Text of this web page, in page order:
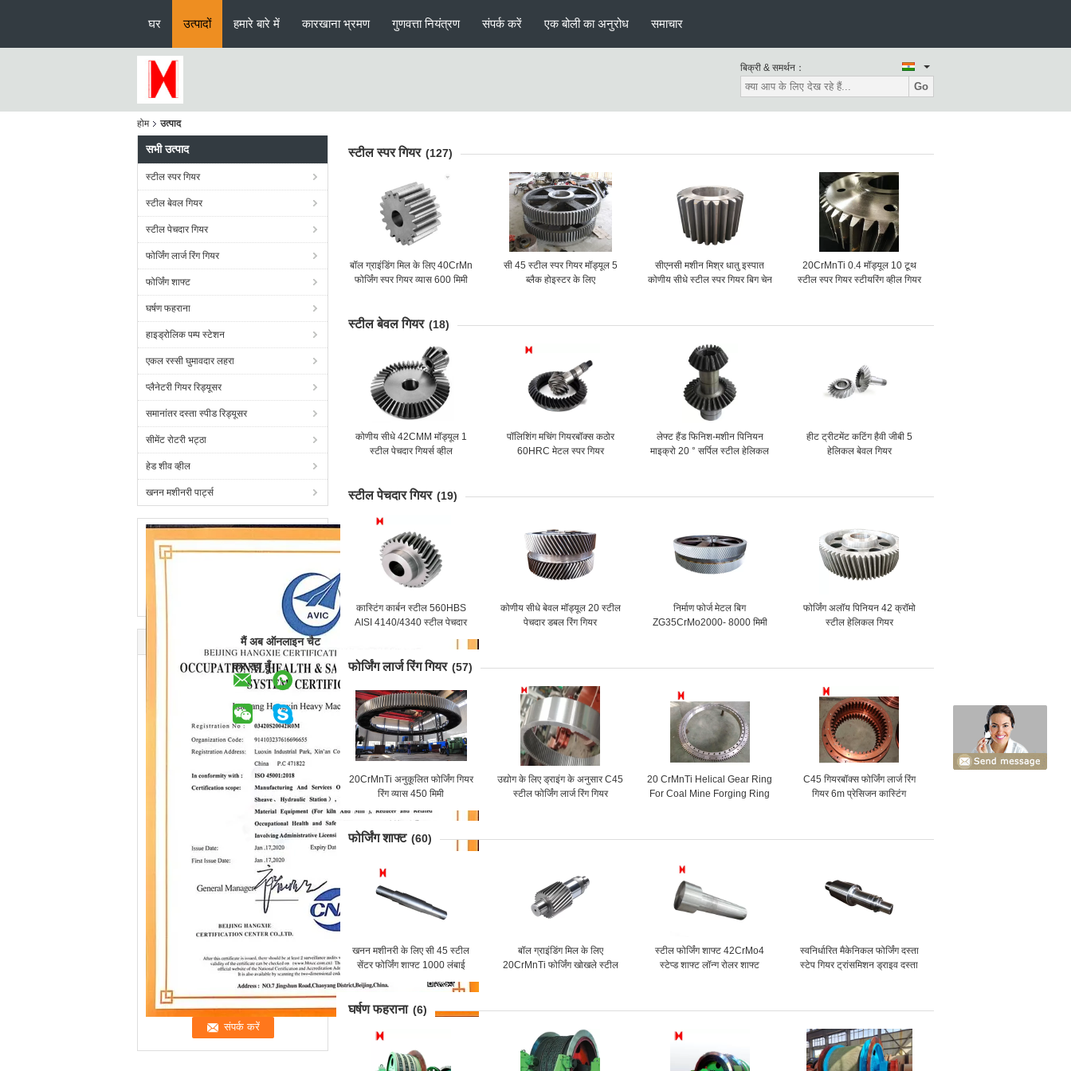
घर उत्पादों हमारे बारे में कारखाना भ्रमण गुणवत्ता नियंत्रण संपर्क करें एक बोली का अनुरोध समाचार
बिक्री & समर्थन：
Go
होम उत्पाद
सभी उत्पाद
स्टील स्पर गियर
स्टील बेवल गियर
स्टील पेचदार गियर
फोर्जिंग लार्ज रिंग गियर
फोर्जिंग शाफ्ट
घर्षण फहराना
हाइड्रोलिक पम्प स्टेशन
एकल रस्सी घुमावदार लहरा
प्लैनेटरी गियर रिड्यूसर
समानांतर दस्ता स्पीड रिड्यूसर
सीमेंट रोटरी भट्ठा
हेड शीव व्हील
खनन मशीनरी पार्ट्स
मैं अब ऑनलाइन चैट
कर रहा हूँ
स्टील स्पर गियर (127)
बॉल ग्राइंडिंग मिल के लिए 40CrMn
फोर्जिंग स्पर गियर व्यास 600 मिमी
सी 45 स्टील स्पर गियर मॉड्यूल 5
ब्लैक होइस्टर के लिए
सीएनसी मशीन मिश्र धातु इस्पात
कोणीय सीधे स्टील स्पर गियर बिग चेन
20CrMnTi 0.4 मॉड्यूल 10 टूथ
स्टील स्पर गियर स्टीयरिंग व्हील गियर
स्टील बेवल गियर (18)
कोणीय सीधे 42CMM मॉड्यूल 1
स्टील पेचदार गियर्स व्हील
पॉलिशिंग मचिंग गियरबॉक्स कठोर
60HRC मेटल स्पर गियर
लेफ्ट हैंड फिनिश-मशीन पिनियन
माइक्रो 20 ° सर्पिल स्टील हेलिकल
हीट ट्रीटमेंट कटिंग हैवी जीबी 5
हेलिकल बेवल गियर
स्टील पेचदार गियर (19)
कास्टिंग कार्बन स्टील 560HBS
AISI 4140/4340 स्टील पेचदार
कोणीय सीधे बेवल मॉड्यूल 20 स्टील
पेचदार डबल रिंग गियर
निर्माण फोर्ज मेटल बिग
ZG35CrMo2000- 8000 मिमी
फोर्जिंग अलॉय पिनियन 42 क्रॉमो
स्टील हेलिकल गियर
फोर्जिंग लार्ज रिंग गियर (57)
20CrMnTi अनुकूलित फोर्जिंग गियर
रिंग व्यास 450 मिमी
उद्योग के लिए ड्राइंग के अनुसार C45
स्टील फोर्जिंग लार्ज रिंग गियर
20 CrMnTi Helical Gear Ring
For Coal Mine Forging Ring
C45 गियरबॉक्स फोर्जिंग लार्ज रिंग
गियर 6m प्रेसिजन कास्टिंग
फोर्जिंग शाफ्ट (60)
खनन मशीनरी के लिए सी 45 स्टील
सेंटर फोर्जिंग शाफ्ट 1000 लंबाई
बॉल ग्राइंडिंग मिल के लिए
20CrMnTi फोर्जिंग खोखले स्टील
स्टील फोर्जिंग शाफ्ट 42CrMo4
स्टेप्ड शाफ्ट लॉन्ग रोलर शाफ्ट
स्वनिर्धारित मैकेनिकल फोर्जिंग दस्ता
स्टेप गियर ट्रांसमिशन ड्राइव दस्ता
घर्षण फहराना (6)